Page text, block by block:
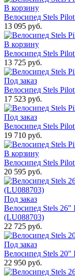
В корзину
Велосипед Stels
13 095 руб.
В корзину
Велосипед Stels
13 725 руб.
Под заказ
Велосипед Stels
17 523 руб.
Под заказ
Велосипед Stels
19 710 руб.
В корзину
Велосипед Stels
20 595 руб.
Под заказ
Велосипед Stels
(LU088703)
22 725 руб.
Под заказ
Велосипед Stels 20"
22 950 руб.